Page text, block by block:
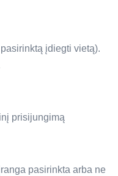
įdiegti vietą).
prisijungimą
pasirinkta arba ne